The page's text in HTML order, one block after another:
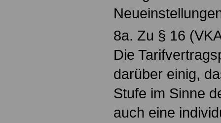
8a. Zu § 16
Die
darüber einig,
Stufe im Sinne
auch eine